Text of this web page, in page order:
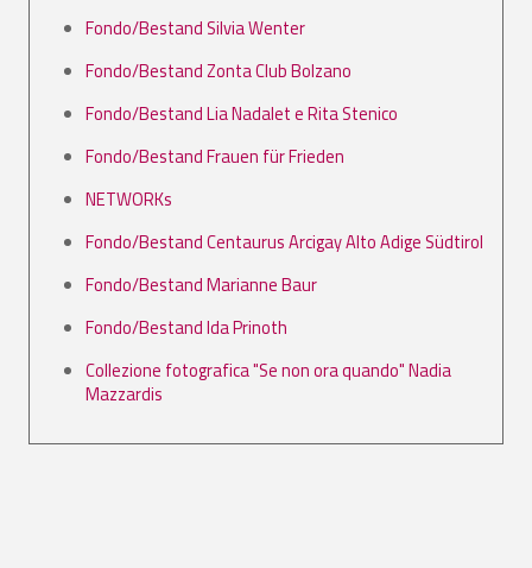
Fondo/Bestand Silvia Wenter
Fondo/Bestand Zonta Club Bolzano
Fondo/Bestand Lia Nadalet e Rita Stenico
Fondo/Bestand Frauen für Frieden
NETWORKs
Fondo/Bestand Centaurus Arcigay Alto Adige Südtirol
Fondo/Bestand Marianne Baur
Fondo/Bestand Ida Prinoth
Collezione fotografica "Se non ora quando" Nadia
Mazzardis